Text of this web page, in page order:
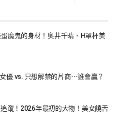
魔鬼的身材！奥井千晴、H罩杯美
優 vs. 只想解禁的片商⋯誰會贏？
蹤！2026年最初的大物！美女饒舌